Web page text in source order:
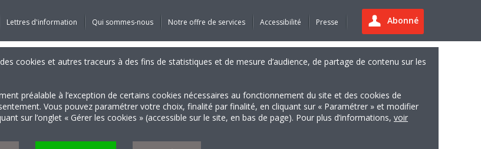
Abonné
Lettres d'information Qui sommes-nous Notre offre de services Accessibilité Presse
cookies et autres traceurs à des fins de statistiques et de mesure d’audience, de partage de contenu sur les
préalable à l’exception de certains cookies nécessaires au fonctionnement du site et des cookies de
Vous pouvez paramétrer votre choix, finalité par finalité, en cliquant sur « Paramétrer » et modifier
sur l’onglet « Gérer les cookies » (accessible sur le site, en bas de page). Pour plus d’informations, voir